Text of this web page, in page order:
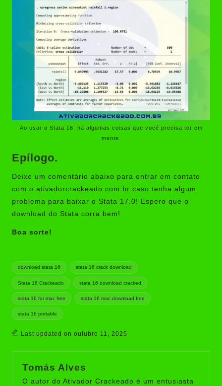
Ao usar o Stata 16, há algumas coisas que você precisa ter em
mente.
Epílogo.
Deixe um comentário abaixo para entrar em contato
com o ativadorcrackeado.com.br caso tenha algum
problema para baixar o Stata 17.0! Espero que o
download do Stata corra bem!
Boa sorte!
Tags:
download stata 16 stata 16 crack download
Stata 16 Crackeado stata 16 download cracked
stata 16 for mac free stata 16 mac download free
stata 16 portable
Last updated on outubro 11, 2025
Tomás Alves
O autor do Ativador Crackeado é um entusiasta